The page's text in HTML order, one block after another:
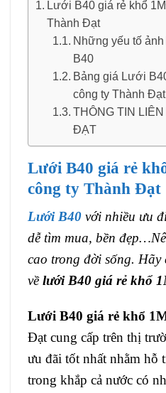
Lưới B40 giá rẻ khổ
Thành Đạt
Những yếu tố
B40
Bảng giá Lưới
công ty Thành Đạt
THÔNG TIN
ĐẠT
Lưới B40 giá rẻ
công ty Thành Đạt
Lưới B40 với nhiều ưu
dễ tìm mua, bền
cao trong đời sống. Hãy
vềlưới B40 giá rẻ khổ
Lưới B40 giá rẻ khổ
Đạt cung cấp trên thị
ưu đãi tốt nhất nhằm hỗ
trong khắp cả nước có